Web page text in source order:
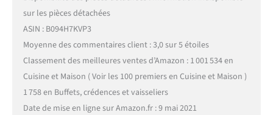
sur les pièces détachées
ASIN : B094H7KVP3
Moyenne des commentaires client : 3,0 sur 5 étoiles
Classement des meilleures ventes d’Amazon : 1 001 534 en
Cuisine et Maison ( Voir les 100 premiers en Cuisine et Maison )
1 758 en Buffets, crédences et vaisseliers
Date de mise en ligne sur Amazon.fr : 9 mai 2021